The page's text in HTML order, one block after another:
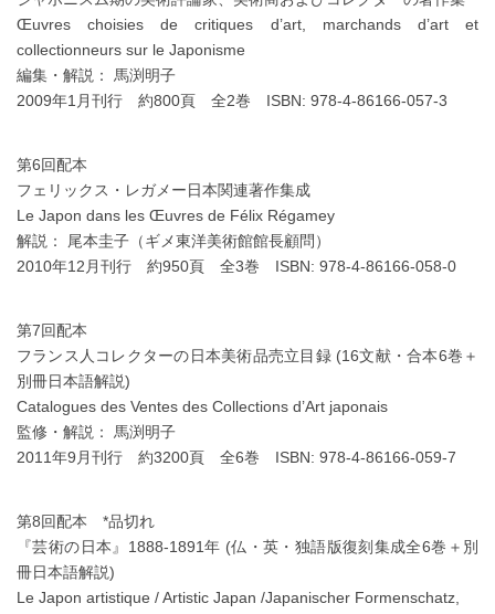
Œuvres choisies de critiques d’art, marchands d’art et
collectionneurs sur le Japonisme
編集・解説： 馬渕明子
2009年1月刊行 約800頁 全2巻 ISBN: 978-4-86166-057-3
第6回配本
フェリックス・レガメー日本関連著作集成
Le Japon dans les Œuvres de Félix Régamey
解説： 尾本圭子（ギメ東洋美術館館長顧問）
2010年12月刊行 約950頁 全3巻 ISBN: 978-4-86166-058-0
第7回配本
フランス人コレクターの日本美術品売立目録 (16文献・合本6巻＋
別冊日本語解説)
Catalogues des Ventes des Collections d’Art japonais
監修・解説： 馬渕明子
2011年9月刊行 約3200頁 全6巻 ISBN: 978-4-86166-059-7
第8回配本 *品切れ
『芸術の日本』1888-1891年 (仏・英・独語版復刻集成全6巻＋別
冊日本語解説)
Le Japon artistique / Artistic Japan /Japanischer Formenschatz,